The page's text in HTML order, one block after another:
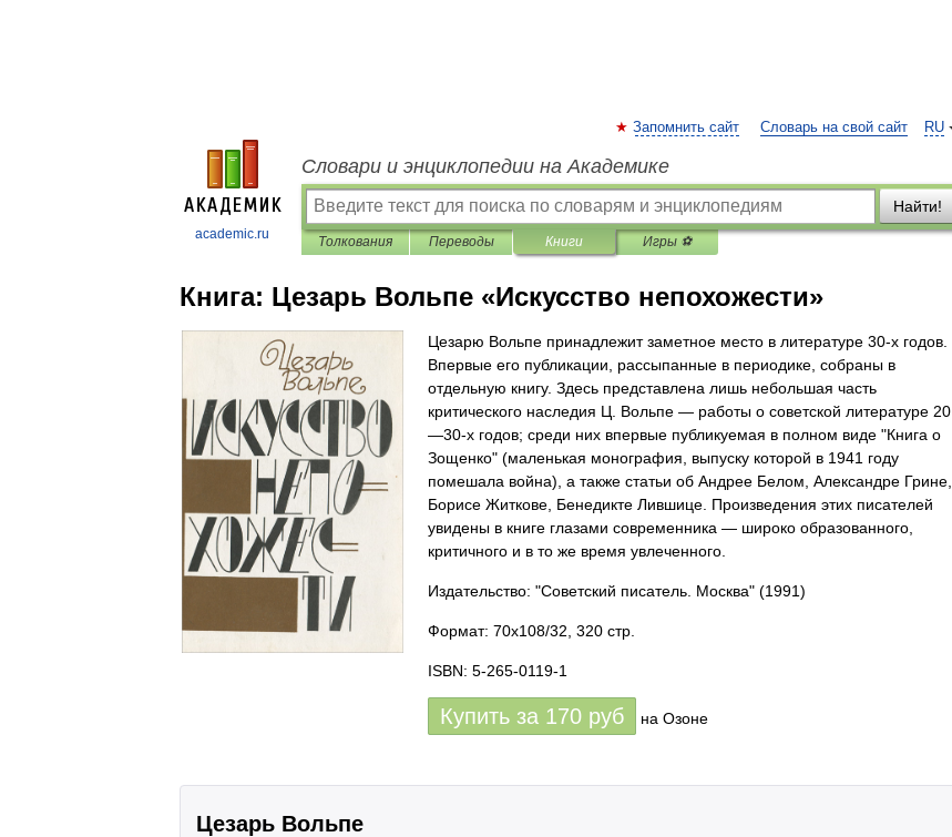
academic.ru
RU
Запомнить сайт Словарь на свой сайт
Словари и энциклопедии на Академике
Найти!
Толкования Переводы Книги Игры ⚽
Книга: Цезарь Вольпе «Искусство непохожести»
Цезарю Вольпе принадлежит заметное место в литературе 30-х годов.
Впервые его публикации, рассыпанные в периодике, собраны в
отдельную книгу. Здесь представлена лишь небольшая часть
критического наследия Ц. Вольпе — работы о советской литературе 20
—30-х годов; среди них впервые публикуемая в полном виде "Книга о
Зощенко" (маленькая монография, выпуску которой в 1941 году
помешала война), а также статьи об Андрее Белом, Александре Грине,
Борисе Житкове, Бенедикте Лившице. Произведения этих писателей
увидены в книге глазами современника — широко образованного,
критичного и в то же время увлеченного.
Издательство: "Советский писатель. Москва" (1991)
Формат: 70x108/32, 320 стр.
ISBN: 5-265-0119-1
Купить за 170 руб на Озоне
Цезарь Вольпе